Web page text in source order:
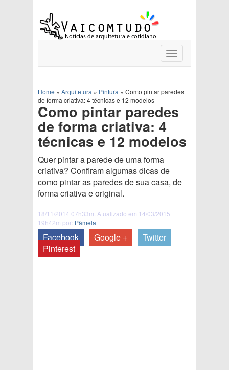
Toggle
navigation
Home » Arquitetura » Pintura » Como pintar paredes
de forma criativa: 4 técnicas e 12 modelos
Como pintar paredes
de forma criativa: 4
técnicas e 12 modelos
Quer pintar a parede de uma forma
criativa? Confiram algumas dicas de
como pintar as paredes de sua casa, de
forma criativa e original.
18/11/2014 07h33m. Atualizado em 14/03/2015
19h42m por: Pâmela
Facebook Google +
Twitter
Pinterest